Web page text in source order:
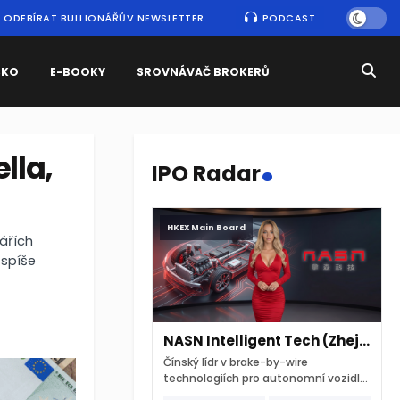
ODEBÍRAT BULLIONÁŘŮV NEWSLETTER PODCAST
E-BOOKY SROVNÁVAČ BROKERŮ
IPO Radar.
HKEX Main Board
NASN Intelligent Tech (Zhejiang)
Čínský lídr v brake-by-wire
technologiích pro autonomní vozidla